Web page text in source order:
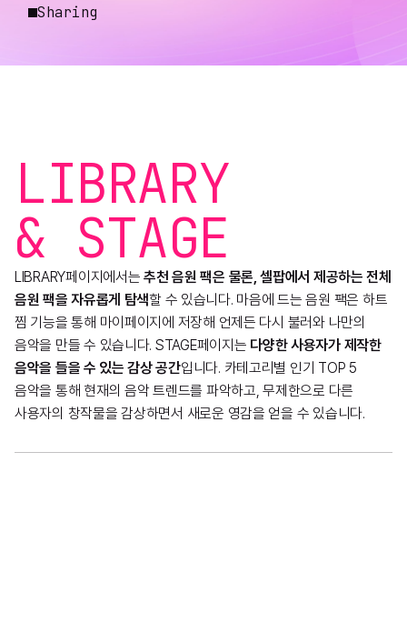
Sharing
LIBRARY
& STAGE
LIBRARY페이지에서는추천 음원 팩은 물론, 셀팝에서 제공하는 전체
음원 팩을 자유롭게 탐색할 수 있습니다. 마음에 드는 음원 팩은 하트
찜 기능을 통해 마이페이지에 저장해 언제든 다시 불러와 나만의
음악을 만들 수 있습니다. STAGE페이지는 다양한 사용자가 제작한
음악을 들을 수 있는 감상 공간입니다. 카테고리별 인기 TOP 5
음악을 통해 현재의 음악 트렌드를 파악하고, 무제한으로 다른
사용자의 창작물을 감상하면서 새로운 영감을 얻을 수 있습니다.